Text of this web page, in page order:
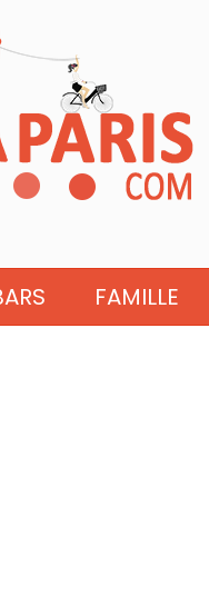
FAMILLE